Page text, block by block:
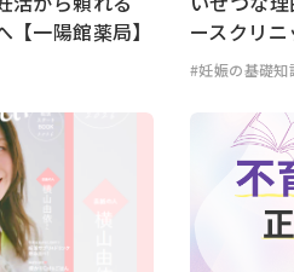
【一陽館薬局】
ースクリ
#妊娠の基礎知